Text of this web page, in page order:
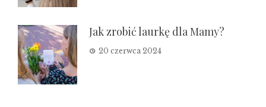
Jak zrobić laurkę dla Mamy?
20 czerwca 2024